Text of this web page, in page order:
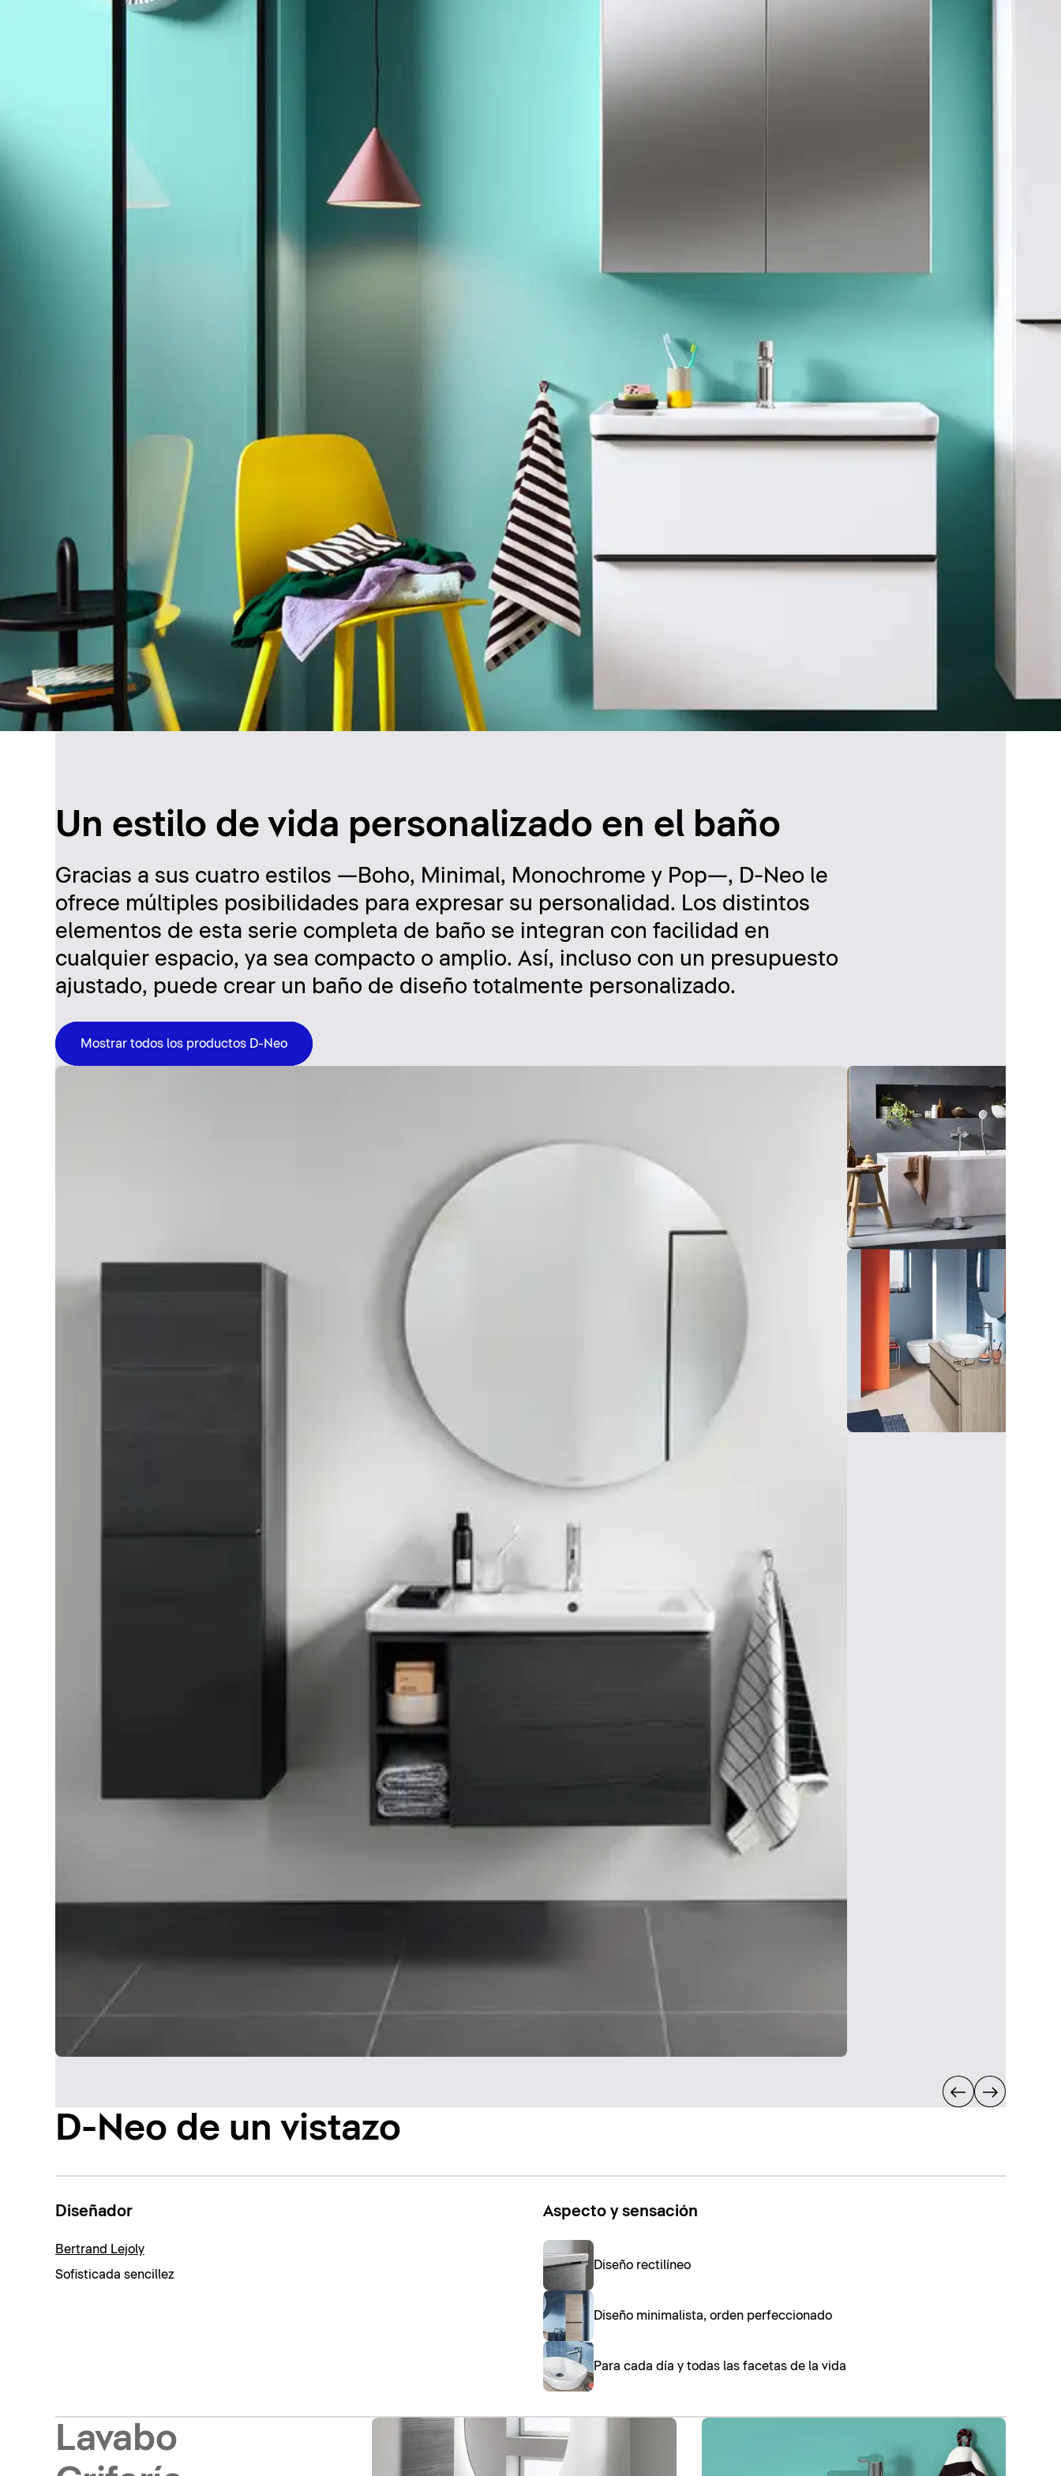
Un estilo de vida personalizado en el baño
Gracias a sus cuatro estilos —Boho, Minimal, Monochrome y Pop—, D-Neo le
ofrece múltiples posibilidades para expresar su personalidad. Los distintos
elementos de esta serie completa de baño se integran con facilidad en
cualquier espacio, ya sea compacto o amplio. Así, incluso con un presupuesto
ajustado, puede crear un baño de diseño totalmente personalizado.
Mostrar todos los productos D-Neo
D-Neo de un vistazo
Diseñador
Bertrand Lejoly
Sofisticada sencillez
Aspecto y sensación
Diseño rectilíneo
Diseño minimalista, orden perfeccionado
Para cada día y todas las facetas de la vida
Lavabo